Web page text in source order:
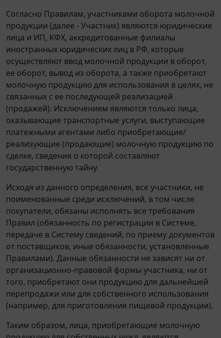
Согласно Правилам, участниками оборота молочной
продукции (далее - Участник) являются юридические
лица и ИП, КФХ, аккредитованные филиалы
иностранных юридических лиц в РФ, которые
осуществляют ввод молочной продукции в оборот,
ее оборот, вывод из оборота, а также приобретают
молочную продукцию для использования в целях, не
связанных с ее последующей реализацией
(продажей). Исключением являются только лица,
оказывающие транспортные услуги, выступающие
платежными агентами либо приобретающие/
реализующие (продающие) молочную продукцию по
сделке, сведения о которой составляют
государственную тайну.
Исходя из данного определения, все участники, не
поименованные среди исключений, в том числе
покупатели, обязаны исполнять все требования
Правил (обязанность по регистрации в Системе,
передаче в Систему сведений, по приему документов
от поставщиков, иные обязанности, установленные
Правилами). Данные обязанности не зависят ни от
организационно-правовой формы участника, ни от
того, приобретают они продукцию для дальнейшей
перепродажи или для собственного использования
(например, для приготовления пищевой продукции).
Таким образом, лица, приобретающие молочную